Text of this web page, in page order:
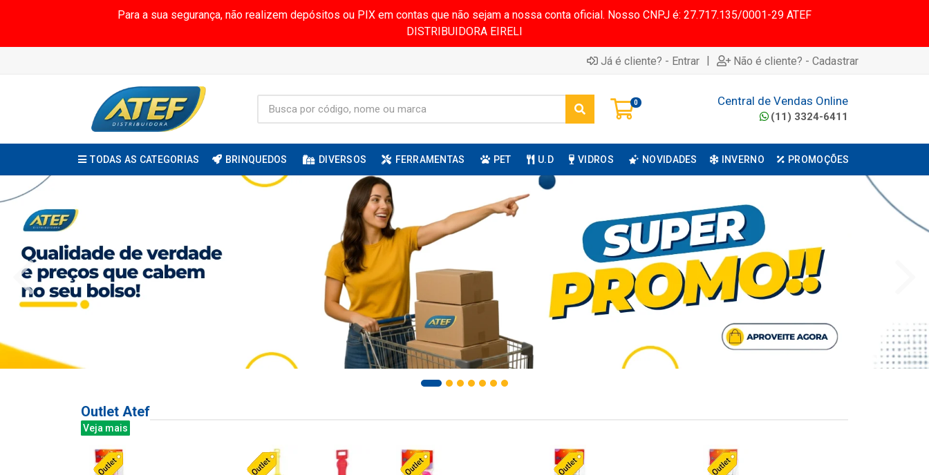
Para a sua segurança, não realizem depósitos ou PIX em contas que não sejam a nossa conta oficial. Nosso CNPJ é: 27.717.135/0001-29 ATEF
DISTRIBUIDORA EIRELI
Já é cliente? - Entrar | Não é cliente? - Cadastrar
0 Central de Vendas Online
(11) 3324-6411
TODAS AS CATEGORIAS BRINQUEDOS DIVERSOS FERRAMENTAS PET U.D VIDROS NOVIDADES INVERNO PROMOÇÕES
Outlet Atef
Veja mais